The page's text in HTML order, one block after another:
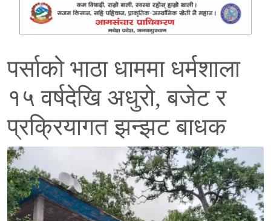
पर्साको भाठा धाममा धर्मशाला
१५ वर्षदेखि अधुरो, बजेट र
प्रक्रियागत झन्झट बाधक